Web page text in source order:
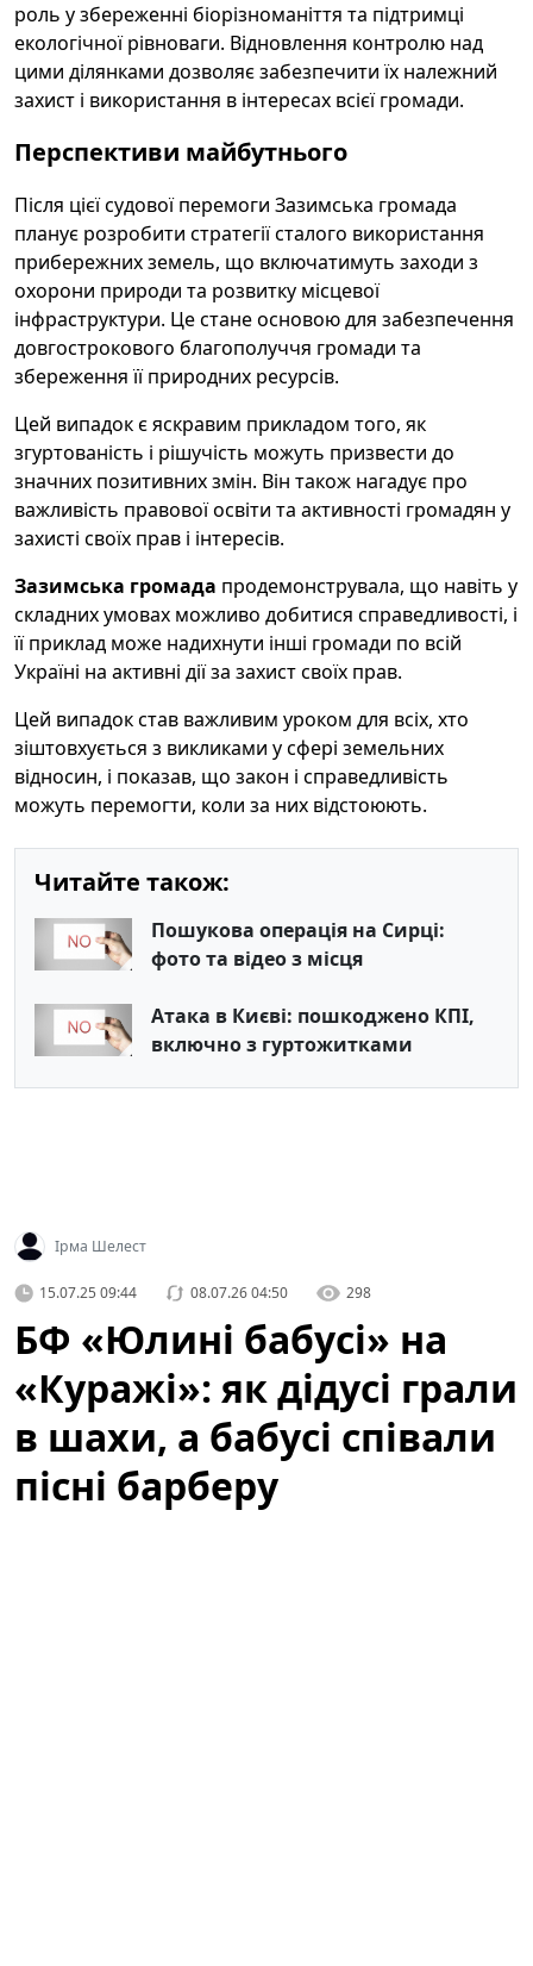
роль у збереженні біорізноманіття та підтримці
екологічної рівноваги. Відновлення контролю над
цими ділянками дозволяє забезпечити їх належний
захист і використання в інтересах всієї громади.
Перспективи майбутнього
Після цієї судової перемоги Зазимська громада
планує розробити стратегії сталого використання
прибережних земель, що включатимуть заходи з
охорони природи та розвитку місцевої
інфраструктури. Це стане основою для забезпечення
довгострокового благополуччя громади та
збереження її природних ресурсів.
Цей випадок є яскравим прикладом того, як
згуртованість і рішучість можуть призвести до
значних позитивних змін. Він також нагадує про
важливість правової освіти та активності громадян у
захисті своїх прав і інтересів.
Зазимська громада продемонструвала, що навіть у
складних умовах можливо добитися справедливості, і
її приклад може надихнути інші громади по всій
Україні на активні дії за захист своїх прав.
Цей випадок став важливим уроком для всіх, хто
зіштовхується з викликами у сфері земельних
відносин, і показав, що закон і справедливість
можуть перемогти, коли за них відстоюють.
Читайте також:
Пошукова операція на Сирці:
фото та відео з місця
Атака в Києві: пошкоджено КПІ,
включно з гуртожитками
Ірма Шелест
15.07.25 09:44 08.07.26 04:50 298
БФ «Юлині бабусі» на
«Куражі»: як дідусі грали
в шахи, а бабусі співали
пісні барберу